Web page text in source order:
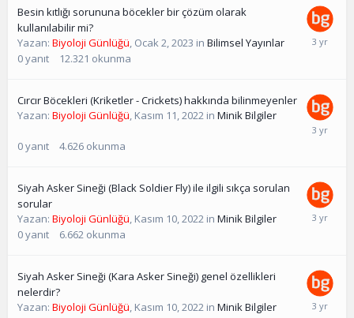
Besin kıtlığı sorununa böcekler bir çözüm olarak
kullanılabilir mi?
Yazan: Biyoloji Günlüğü, Ocak 2, 2023 in Bilimsel Yayınlar
0yanıt 12.321 okunma
Cırcır Böcekleri (Kriketler - Crickets) hakkında bilinmeyenler
Yazan: Biyoloji Günlüğü, Kasım 11, 2022 in Minik Bilgiler
0yanıt 4.626 okunma
Siyah Asker Sineği (Black Soldier Fly) ile ilgili sıkça sorulan
sorular
Yazan: Biyoloji Günlüğü, Kasım 10, 2022 in Minik Bilgiler
0yanıt 6.662 okunma
Siyah Asker Sineği (Kara Asker Sineği) genel özellikleri
nelerdir?
Yazan: Biyoloji Günlüğü, Kasım 10, 2022 in Minik Bilgiler